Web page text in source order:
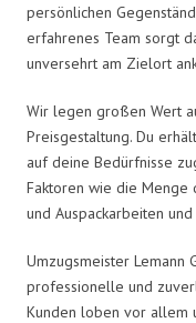
persönlichen
erfahrenes Team sorgt
unversehrt am Zielort
Wir legen großen Wert
Preisgestaltung. Du
auf deine Bedürfnisse
Faktoren wie die Menge
und Auspackarbeiten
Umzugsmeister Lemann
professionelle und
Kunden loben vor allem